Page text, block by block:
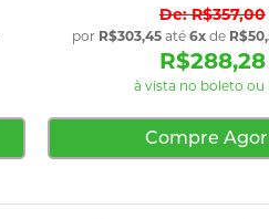
R$357,00
por R$303,45até 6xde
R$288,28
à vista no boleto ou
Compre